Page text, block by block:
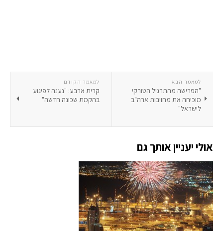
למאמר הקודם
קרית ארבע: "נענה לפיגוע
בהקמת שכונה חדשה"
למאמר הבא
"הפרישה מהתרגיל הטורקי
מוכיחה את מחויבות ארה"ב
לישראל"
אולי יעניין אותך גם